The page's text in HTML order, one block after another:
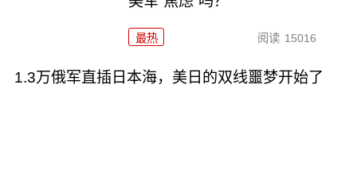
最热 阅读 15016
1.3万俄军直插日本海，美日的双线噩梦开始了